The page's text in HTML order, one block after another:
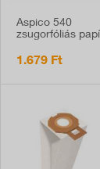
Aspico 540
zsugorfóliás
porszívó
1.679 Ft